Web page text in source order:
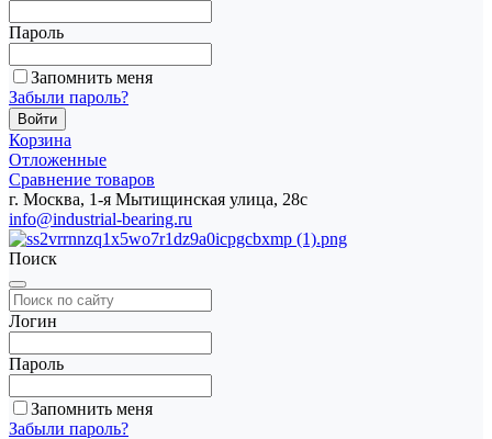
Пароль
Запомнить меня
Забыли пароль?
Корзина
Отложенные
Сравнение товаров
г. Москва, 1-я Мытищинская улица, 28с
info@industrial-bearing.ru
Поиск
Логин
Пароль
Запомнить меня
Забыли пароль?